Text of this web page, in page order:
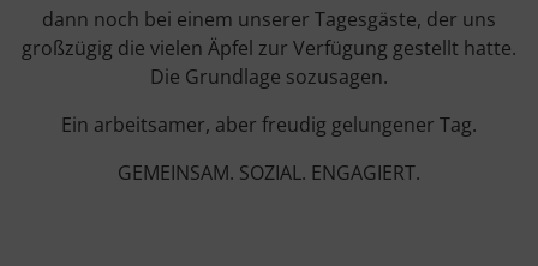
dann noch bei einem unserer Tagesgäste, der uns
großzügig die vielen Äpfel zur Verfügung gestellt hatte.
Die Grundlage sozusagen.
Ein arbeitsamer, aber freudig gelungener Tag.
GEMEINSAM. SOZIAL. ENGAGIERT.